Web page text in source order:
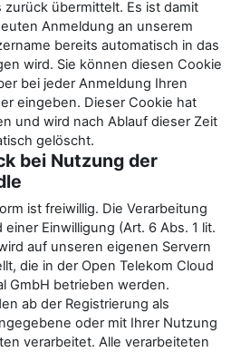
übermittelt. Es ist damit
Anmeldung an unserem
bereits automatisch in das
wird. Sie können diesen Cookie
bei jeder Anmeldung Ihren
eingeben. Dieser Cookie hat
und wird nach Ablauf dieser Zeit
gelöscht.
bei Nutzung der
ist freiwillig. Die Verarbeitung
Einwilligung (Art. 6 Abs. 1 lit.
auf unseren eigenen Servern
die in der Open Telekom Cloud
GmbH betrieben werden.
ab der Registrierung als
oder mit Ihrer Nutzung
verarbeitet. Alle verarbeiteten